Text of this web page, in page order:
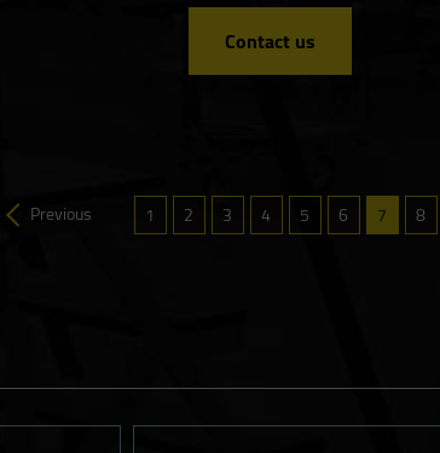
Contact us
Previous 1 2 3 4 5 6 7 8